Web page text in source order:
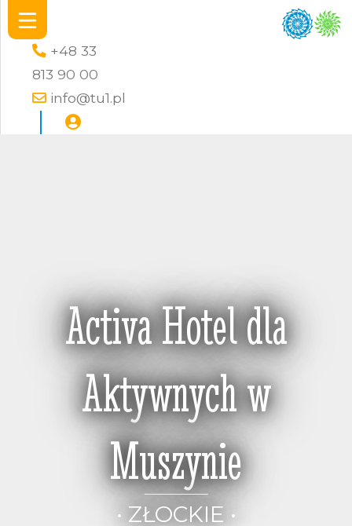
+48 33
813 90 00
info@tu1.pl
Activa Hotel dla
Aktywnych w
Muszynie
• ZŁOCKIE •